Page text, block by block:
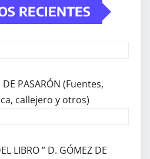
RECIENTES
DE PASARÓN (Fuentes,
callejero y otros)
LIBRO ” D. GÓMEZ DE